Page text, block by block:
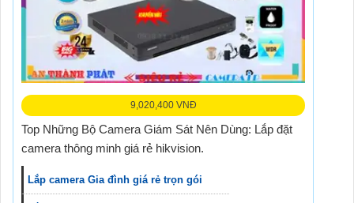
9,020,400 VNĐ
Top Những Bộ Camera Giám Sát Nên Dùng: Lắp đặt
camera thông minh giá rẻ hikvision.
Lắp camera Gia đình giá rẻ trọn gói